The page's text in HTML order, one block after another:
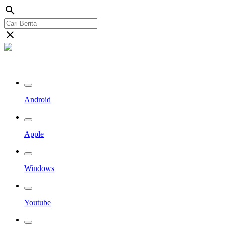
search
close
Android
Apple
Windows
Youtube